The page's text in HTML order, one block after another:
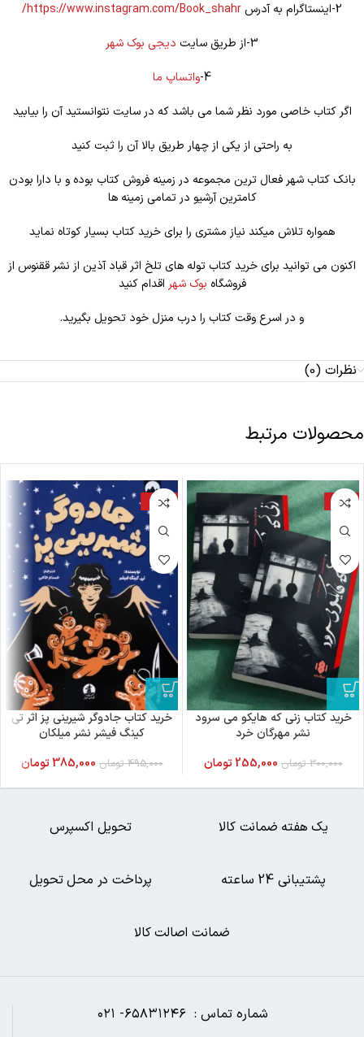
2-اینستاگرام به آدرس
https://www.instagram.com/Book_shahr/
3-از طریق سایت
دیجی بوک شهر
4- واتساپ ما
اگر کتاب خاصی مورد نظر شما می باشد که در سایت نتوانستید آن را بیابید
به راحتی از یکی از چهار طریق بالا آن را ثبت کنید
بانک کتاب شهر فعال ترین مجموعه در زمینه فروش کتاب بوده و با دارا بودن
کامترین آرشیو در تمامی زمینه ها
همواره تلاش میکند نیاز مشتری را برای خرید کتاب بسیار کوتاه نماید
اکنون می توانید برای خرید کتاب توله های تلخ اثر قباد آذین از نشر ققنوس از
فروشگاه بوک شهر اقدام کنید
و در اسرع وقت کتاب را درب منزل خود تحویل بگیرید.
نظرات (0)
محصولات مرتبط
-15%
خرید کتاب زنی که هایکو می سرود
نشر مهرگان خرد
300,000 تومان 255,000 تومان
-22%
خرید کتاب جادوگر شیرینی پز اثر تی
کینگ فیشر نشر میلکان
495,000 تومان 385,000تومان
ضمانت اصالت کالا
پرداخت در محل تحویل پشتیبانی 24 ساعته
تحویل اکسپرس یک هفته ضمانت کالا
شماره تماس : ۶۵۸۳۱۲۴۶- ۰۲۱